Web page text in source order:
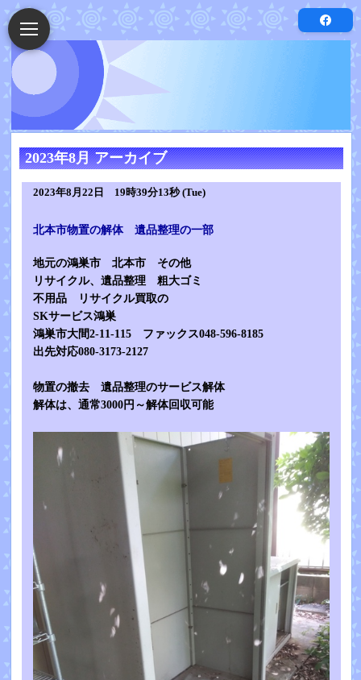
2023年8月 アーカイブ
2023年8月22日 19時39分13秒 (Tue)
北本市物置の解体 遺品整理の一部
地元の鴻巣市 北本市 その他
リサイクル、遺品整理 粗大ゴミ
不用品 リサイクル買取の
SKサービス鴻巣
鴻巣市大間2-11-115 ファックス048-596-8185
出先対応080-3173-2127
物置の撤去 遺品整理のサービス解体
解体は、通常3000円～解体回収可能